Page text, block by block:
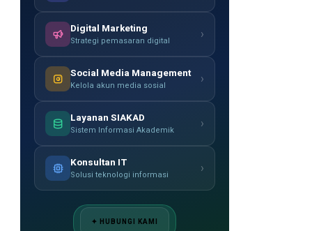
Digital Marketing
Strategi pemasaran digital ›
Social Media Management
Kelola akun media sosial ›
Layanan SIAKAD
Sistem Informasi Akademik ›
Konsultan IT
Solusi teknologi informasi ›
✦ HUBUNGI KAMI